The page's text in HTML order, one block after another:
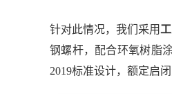
针对此情况，我们采用
钢螺杆，配合环氧树脂
2019标准设计，额定启